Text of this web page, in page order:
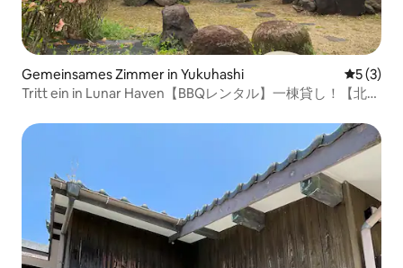
Gemeinsames Zimmer in Yukuhashi
5 (3)
Tritt ein in Lunar Haven【BBQレンタル】一棟貸し！【北九